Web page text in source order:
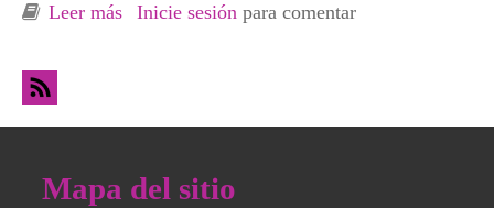
Leer más sobre Repensar el empleo y la economía
Inicie sesión para comentar
Mapa del sitio